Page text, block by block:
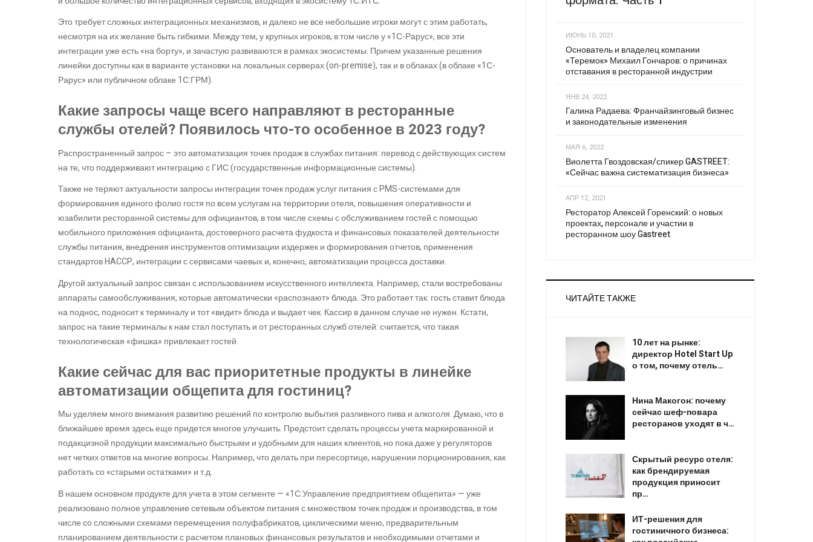
Это требует сложных интеграционных механизмов, и далеко не все небольшие игроки могут с этим работать,
несмотря на их желание быть гибкими. Между тем, у крупных игроков, в том числе у «1С-Рарус», все эти
интеграции уже есть «на борту», и зачастую развиваются в рамках экосистемы. Причем указанные решения
линейки доступны как в варианте установки на локальных серверах (on-premise), так и в облаках (в облаке «1С-
Рарус» или публичном облаке 1С:ГРМ).
Какие запросы чаще всего направляют в ресторанные
службы отелей? Появилось что-то особенное в 2023 году?
Распространенный запрос – это автоматизация точек продаж в службах питания: перевод с действующих систем
на те, что поддерживают интеграцию с ГИС (государственные информационные системы).
Также не теряют актуальности запросы интеграции точек продаж услуг питания с PMS-системами для
формирования единого фолио гостя по всем услугам на территории отеля, повышения оперативности и
юзабилити ресторанной системы для официантов, в том числе схемы с обслуживанием гостей с помощью
мобильного приложения официанта, достоверного расчета фудкоста и финансовых показателей деятельности
службы питания, внедрения инструментов оптимизации издержек и формирования отчетов, применения
стандартов HACCP, интеграции с сервисами чаевых и, конечно, автоматизации процесса доставки.
Другой актуальный запрос связан с использованием искусственного интеллекта. Например, стали востребованы
аппараты самообслуживания, которые автоматически «распознают» блюда. Это работает так: гость ставит блюда
на поднос, подносит к терминалу и тот «видит» блюда и выдает чек. Кассир в данном случае не нужен. Кстати,
запрос на такие терминалы к нам стал поступать и от ресторанных служб отелей: считается, что такая
технологическая «фишка» привлекает гостей.
Какие сейчас для вас приоритетные продукты в линейке
автоматизации общепита для гостиниц?
Мы уделяем много внимания развитию решений по контролю выбытия разливного пива и алкоголя. Думаю, что в
ближайшее время здесь еще придется многое улучшить. Предстоит сделать процессы учета маркированной и
подакцизной продукции максимально быстрыми и удобными для наших клиентов, но пока даже у регуляторов
нет четких ответов на многие вопросы. Например, что делать при пересортице, нарушении порционирования, как
работать со «старыми остатками» и т.д.
В нашем основном продукте для учета в этом сегменте — «1С:Управление предприятием общепита» — уже
реализовано полное управление сетевым объектом питания с множеством точек продаж и производства, в том
числе со сложными схемами перемещения полуфабрикатов, циклическими меню, предварительным
планированием деятельности с расчетом плановых финансовых результатов и необходимыми отчетами и
ИЮНЬ 10, 2021
Основатель и владелец компании
«Теремок» Михаил Гончаров: о причинах
отставания в ресторанной индустрии
ЯНВ 24, 2022
Галина Радаева: Франчайзинговый бизнес
и законодательные изменения
МАЯ 6, 2022
Виолетта Гвоздовская/спикер GASTREET:
«Сейчас важна систематизация бизнеса»
АПР 12, 2021
Ресторатор Алексей Горенский: о новых
проектах, персонале и участии в
ресторанном шоу Gastreet
ЧИТАЙТЕ ТАКЖЕ
10 лет на рынке:
директор Hotel Start Up
о том, почему отель…
Нина Макогон: почему
сейчас шеф-повара
ресторанов уходят в ч…
Скрытый ресурс отеля:
как брендируемая
продукция приносит
пр…
ИТ-решения для
гостиничного бизнеса: